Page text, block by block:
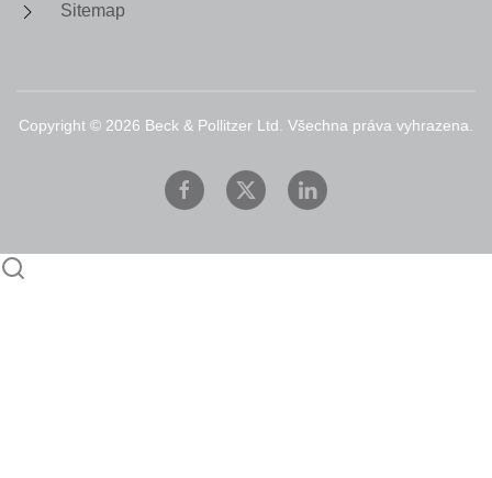
Sitemap
Copyright © 2026 Beck & Pollitzer Ltd. Všechna práva vyhrazena.